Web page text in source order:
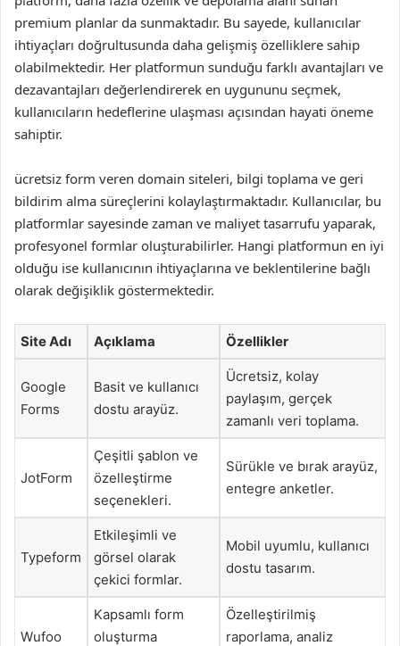
premium planlar da sunmaktadır. Bu sayede, kullanıcılar
ihtiyaçları doğrultusunda daha gelişmiş özelliklere sahip
olabilmektedir. Her platformun sunduğu farklı avantajları ve
dezavantajları değerlendirerek en uygununu seçmek,
kullanıcıların hedeflerine ulaşması açısından hayati öneme
sahiptir.
ücretsiz form veren domain siteleri, bilgi toplama ve geri
bildirim alma süreçlerini kolaylaştırmaktadır. Kullanıcılar, bu
platformlar sayesinde zaman ve maliyet tasarrufu yaparak,
profesyonel formlar oluşturabilirler. Hangi platformun en iyi
olduğu ise kullanıcının ihtiyaçlarına ve beklentilerine bağlı
olarak değişiklik göstermektedir.
Site Adı Açıklama Özellikler
Google
Forms
Basit ve kullanıcı
dostu arayüz.
Ücretsiz, kolay
paylaşım, gerçek
zamanlı veri toplama.
JotForm
Çeşitli şablon ve
özelleştirme
seçenekleri.
Sürükle ve bırak arayüz,
entegre anketler.
Typeform
Etkileşimli ve
görsel olarak
çekici formlar.
Mobil uyumlu, kullanıcı
dostu tasarım.
Wufoo
Kapsamlı form
oluşturma
Özelleştirilmiş
raporlama, analiz